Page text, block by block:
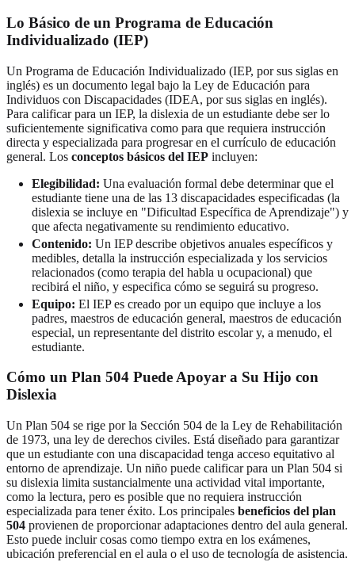
Lo Básico de un Programa de Educación
Individualizado (IEP)
Un Programa de Educación Individualizado (IEP, por sus siglas en
inglés) es un documento legal bajo la Ley de Educación para
Individuos con Discapacidades (IDEA, por sus siglas en inglés).
Para calificar para un IEP, la dislexia de un estudiante debe ser lo
suficientemente significativa como para que requiera instrucción
directa y especializada para progresar en el currículo de educación
general. Los conceptos básicos del IEP incluyen:
Elegibilidad: Una evaluación formal debe determinar que el
estudiante tiene una de las 13 discapacidades especificadas (la
dislexia se incluye en "Dificultad Específica de Aprendizaje") y
que afecta negativamente su rendimiento educativo.
Contenido: Un IEP describe objetivos anuales específicos y
medibles, detalla la instrucción especializada y los servicios
relacionados (como terapia del habla u ocupacional) que
recibirá el niño, y especifica cómo se seguirá su progreso.
Equipo: El IEP es creado por un equipo que incluye a los
padres, maestros de educación general, maestros de educación
especial, un representante del distrito escolar y, a menudo, el
estudiante.
Cómo un Plan 504 Puede Apoyar a Su Hijo con
Dislexia
Un Plan 504 se rige por la Sección 504 de la Ley de Rehabilitación
de 1973, una ley de derechos civiles. Está diseñado para garantizar
que un estudiante con una discapacidad tenga acceso equitativo al
entorno de aprendizaje. Un niño puede calificar para un Plan 504 si
su dislexia limita sustancialmente una actividad vital importante,
como la lectura, pero es posible que no requiera instrucción
especializada para tener éxito. Los principales beneficios del plan
504 provienen de proporcionar adaptaciones dentro del aula general.
Esto puede incluir cosas como tiempo extra en los exámenes,
ubicación preferencial en el aula o el uso de tecnología de asistencia.